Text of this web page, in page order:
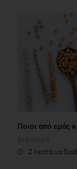
Ποιοι από εμάς
Διατροφή
2 λεπτά να